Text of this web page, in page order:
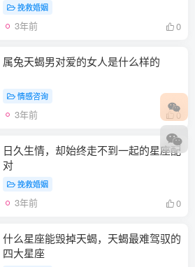
挽救婚姻
3年前 0
属兔天蝎男对爱的女人是什么样的
情感咨询
3年前 0
日久生情，却始终走不到一起的星座配
对
挽救婚姻
3年前 0
什么星座能毁掉天蝎，天蝎最难驾驭的
四大星座